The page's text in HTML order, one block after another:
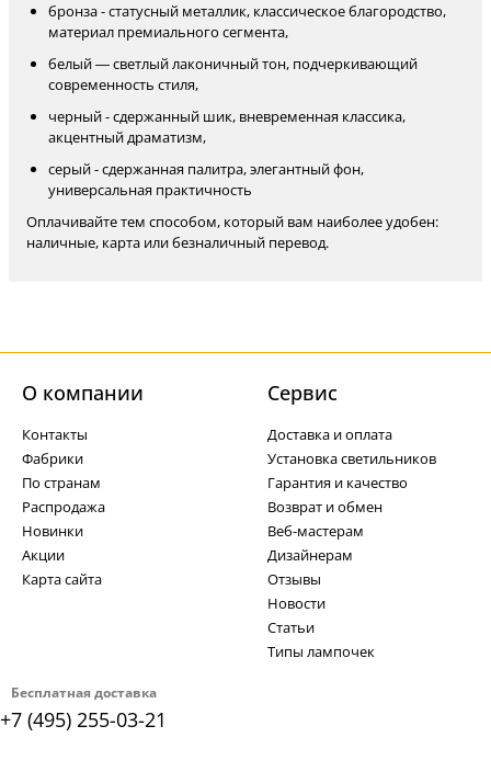
бронза - статусный металлик, классическое благородство,
материал премиального сегмента,
белый — светлый лаконичный тон, подчеркивающий
современность стиля,
черный - сдержанный шик, вневременная классика,
акцентный драматизм,
серый - сдержанная палитра, элегантный фон,
универсальная практичность
Оплачивайте тем способом, который вам наиболее удобен:
наличные, карта или безналичный перевод.
Бесплатная доставка
+7 (495) 255-03-21
О компании
Контакты
Фабрики
По странам
Распродажа
Новинки
Акции
Карта сайта
Cервис
Доставка и оплата
Установка светильников
Гарантия и качество
Возврат и обмен
Веб-мастерам
Дизайнерам
Отзывы
Новости
Статьи
Типы лампочек